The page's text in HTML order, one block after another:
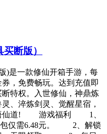
断版）
)是一款修仙开箱手游，每
，免费畅玩。达到充值即
特权。入世修仙，神鼎炼
、淬炼剑灵、觉醒星宿，
悟仙道! 游戏福利 1、
包仅需6.48元。 2、解锁